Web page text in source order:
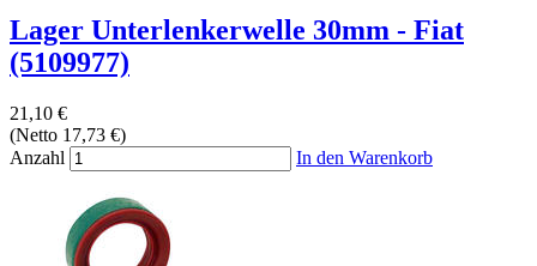
Lager Unterlenkerwelle 30mm - Fiat
(5109977)
21,10 €
(Netto 17,73 €)
Anzahl
In den Warenkorb